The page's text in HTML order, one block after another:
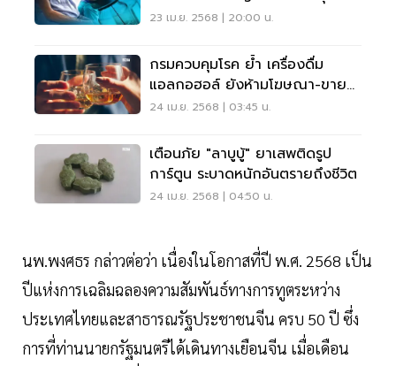
23 เม.ย. 2568 | 20:00 น.
กรมควบคุมโรค ย้ำ เครื่องดื่ม
แอลกอฮอล์ ยังห้ามโฆษณา-ขาย
24 ชม.
24 เม.ย. 2568 | 03:45 น.
เตือนภัย "ลาบูบู้" ยาเสพติดรูป
การ์ตูน ระบาดหนักอันตรายถึงชีวิต
24 เม.ย. 2568 | 04:50 น.
นพ.พงศธร กล่าวต่อว่า เนื่องในโอกาสที่ปี พ.ศ. 2568 เป็น
ปีแห่งการเฉลิมฉลองความสัมพันธ์ทางการทูตระหว่าง
ประเทศไทยและสาธารณรัฐประชาชนจีน ครบ 50 ปี ซึ่ง
การที่ท่านนายกรัฐมนตรีได้เดินทางเยือนจีน เมื่อเดือน